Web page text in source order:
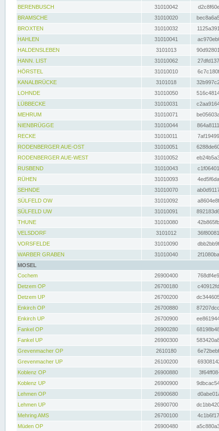
BERENBUSCH
31010042
BRAMSCHE
31010020
BROXTEN
31010032
HAHLEN
31010041
HALDENSLEBEN
3101013
HANN. LIST
31010062
HÖRSTEL
31010010
KANALBRÜCKE
3101018
LOHNDE
31010050
LÜBBECKE
31010031
MEHRUM
31010071
NIENBRÜGGE
31010044
RECKE
31010011
RODENBERGER AUE-OST
31010051
RODENBERGER AUE-WEST
31010052
RUSBEND
31010043
RÜHEN
31010093
SEHNDE
31010070
SÜLFELD OW
31010092
SÜLFELD UW
31010091
THUNE
31010080
VELSDORF
3101012
VORSFELDE
31010090
WARBER GRABEN
31010040
MOSEL
Cochem
26900400
Detzem OP
26700180
Detzem UP
26700200
Enkirch OP
26700880
Enkirch UP
26700900
Fankel OP
26900280
Fankel UP
26900300
Grevenmacher OP
2610180
Grevenmacher UP
26100200
Koblenz OP
26900880
Koblenz UP
26900900
Lehmen OP
26900680
Lehmen UP
26900700
Mehring AMS
26700100
Müden OP
26900480